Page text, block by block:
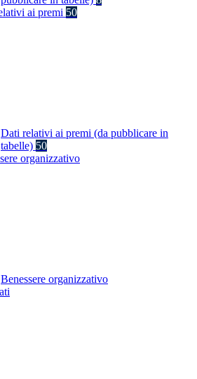
ai premi 50
Dati relativi ai premi (da pubblicare in
tabelle) 50
organizzativo
Benessere organizzativo